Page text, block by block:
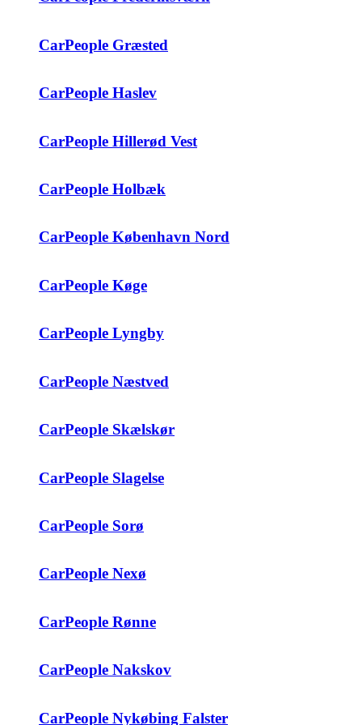
CarPeople Græsted
CarPeople Haslev
CarPeople Hillerød Vest
CarPeople Holbæk
CarPeople København Nord
CarPeople Køge
CarPeople Lyngby
CarPeople Næstved
CarPeople Skælskør
CarPeople Slagelse
CarPeople Sorø
CarPeople Nexø
CarPeople Rønne
CarPeople Nakskov
CarPeople Nykøbing Falster